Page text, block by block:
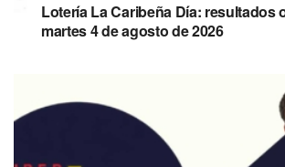
Lotería La Caribeña Día: resultados
martes 4 de agosto de 2026